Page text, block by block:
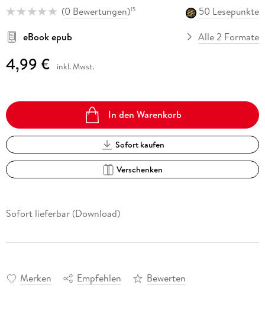
(0 Bewertungen)15
50 Lesepunkte
eBook epub
Alle 2 Formate
4,99 € inkl. Mwst.
In den Warenkorb
Sofort kaufen
Verschenken
Sofort lieferbar (Download)
Merken Empfehlen Bewerten